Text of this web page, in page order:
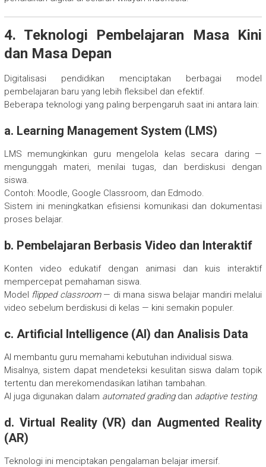
4. Teknologi Pembelajaran Masa Kini
dan Masa Depan
Digitalisasi pendidikan menciptakan berbagai model
pembelajaran baru yang lebih fleksibel dan efektif.
Beberapa teknologi yang paling berpengaruh saat ini antara lain:
a. Learning Management System (LMS)
LMS memungkinkan guru mengelola kelas secara daring —
mengunggah materi, menilai tugas, dan berdiskusi dengan
siswa.
Contoh: Moodle, Google Classroom, dan Edmodo.
Sistem ini meningkatkan efisiensi komunikasi dan dokumentasi
proses belajar.
b. Pembelajaran Berbasis Video dan Interaktif
Konten video edukatif dengan animasi dan kuis interaktif
mempercepat pemahaman siswa.
Model flipped classroom— di mana siswa belajar mandiri melalui
video sebelum berdiskusi di kelas — kini semakin populer.
c. Artificial Intelligence (AI) dan Analisis Data
AI membantu guru memahami kebutuhan individual siswa.
Misalnya, sistem dapat mendeteksi kesulitan siswa dalam topik
tertentu dan merekomendasikan latihan tambahan.
AI juga digunakan dalam automated gradingdan adaptive testing.
d. Virtual Reality (VR) dan Augmented Reality
(AR)
Teknologi ini menciptakan pengalaman belajar imersif.